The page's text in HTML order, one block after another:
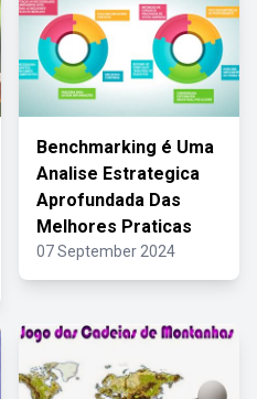
Benchmarking é Uma
Analise Estrategica
Aprofundada Das
Melhores Praticas
07 September 2024